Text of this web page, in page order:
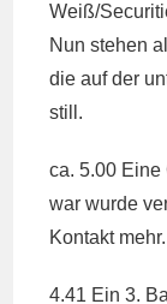
Weiß/
Nun stehen
die auf der
still.
ca. 5.00 Eine
war wurde
Kontakt mehr.
4.41 Ein 3.